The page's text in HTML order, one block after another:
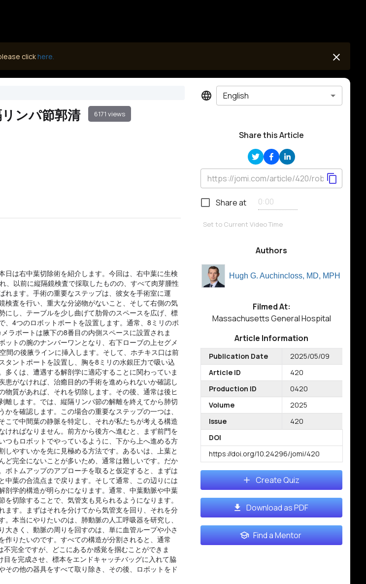
click here.
ンパ節郭清 6171 views
は右中葉切除術を紹介します。今回は、右中葉に生検
、以前に縦隔鏡検査で採取したものの、すべて肉芽腫性
ます。手術の重要なステップは、彼女を手術室に運
査を行い、重大な分泌物がないこと、そして右側の気
し、テーブルを少し曲げて肋骨のスペースを広げ、標
4つのロボットポートを設置します。通常、8ミリのポ
ラポートは腋下の8番目の内側スペースに設置されま
トの腕のナンバーワンとなり、右下ローブの上セグメ
間の後腋ラインに挿入します。そして、ホチキス口は前
ントポートを設置し、胸を8ミリの水銀圧力で吸い込
くは、遭遇する解剖学に適応することに関わっていま
がなければ、治癒目的の手術を進められないか確認し
質があれば、それを切除します。その後、通常は後ヒ
します。では、縦隔リンパ節の解離を終えてから肺切
を確認します。この場合の重要なステップの一つは、
で中間葉の静脈を特定し、それが私たちが考える構造
ればなりません。前方から後方へ進むと、まず前門を
もロボットでやっているように、下から上へ進める方
やすいかを先に見極める方法です。あるいは、上葉と
完全にないことが多いため、通常は難しいです。だか
トムアップのアプローチを取ると仮定すると、まずは
葉の合流点まで戻ります。そして通常、この辺りには
剖学的構造が明らかになります。通常、中葉動脈や中葉
切除することで、気管支も見られるようになります。
す。まずはそれを分けてから気管支を回り、それを分
本当にやりたいのは、肺動脈の人工呼吸器を研究し、
きく、動脈の周りを回すのは、単に血管ループや小さ
りたいのです。すべての構造が分割されると、通常
完全ですが、どこにあるか感覚を掴むことができま
を完成させ、標本をエンドキャッチバッグに入れて脇
の他の器具をすべて取り除き、その後、ロボットをド
English
Share this Article
Share at
Set to Current Video Time
Authors
Hugh G. Auchincloss, MD, MPH
Filmed At:
Massachusetts General Hospital
Article Information
Publication Date
2025/05/09
Article ID
420
Production ID
0420
Volume
2025
Issue
420
DOI
https://doi.org/10.24296/jomi/420
Create Quiz
Download as PDF
Find a Mentor